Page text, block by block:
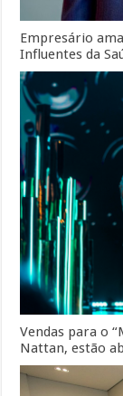
Empresário
Influentes da
Vendas para o
Nattan, estão